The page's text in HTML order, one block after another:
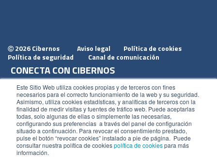
Este Sitio Web utiliza cookies propias y de terceros con fines
necesarios para el correcto funcionamiento de la web y su seguridad.
Asimismo, utiliza cookies estadísticas, y analíticas de terceros con la
finalidad de medir visitas y fuentes de tráfico web. Puede aceptarlas
todas, solo algunas de ellas o simplemente las necesarias,
configurando sus preferencias a través del panel de configuración
situado a continuación. Para revocar el consentimiento prestado,
pulse el botón “revocar cookies” instalado a pie de página. Puede
consultar nuestra política de cookiespolítica de cookiespara más
información.
Ⓒ 2026 Cibernos Aviso legal
Política de cookies
Política de seguridad
Canal de comunicación
CONECTA CON CIBERNOS
Únete a nosotros
Dónde estamos
Conoce nuestro blog